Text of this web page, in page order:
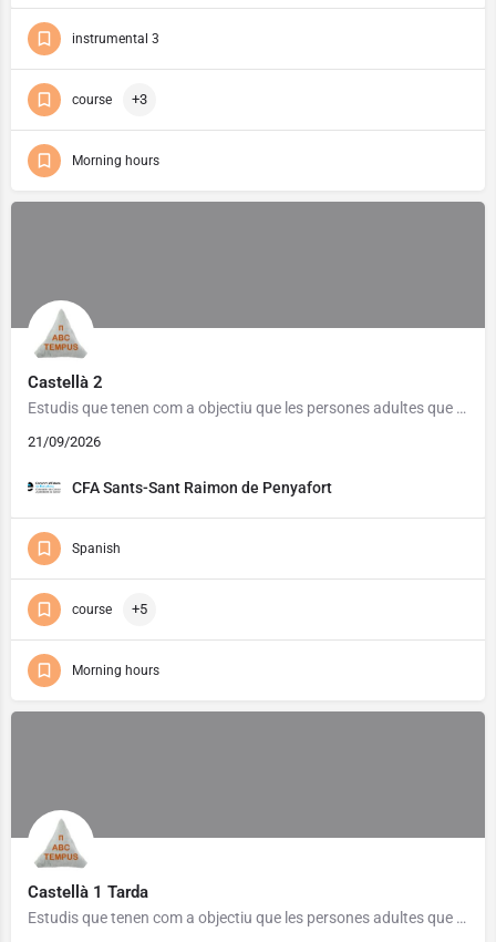
instrumental 3
course +3
Morning hours
Castellà 2
Estudis que tenen com a objectiu que les persones adultes que ho necessitin assoleixin un grau de competència…
21/09/2026
CFA Sants-Sant Raimon de Penyafort
Spanish
course +5
Morning hours
Castellà 1 Tarda
Estudis que tenen com a objectiu que les persones adultes que ho necessitin assoleixin un grau de competència…